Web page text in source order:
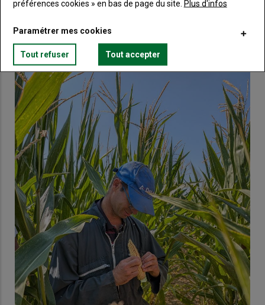
préférences cookies » en bas de page du site. Plus d'infos
Paramétrer mes cookies
Tout refuser Tout accepter